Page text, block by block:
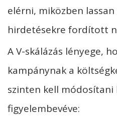
elérni, miközben lassan
hirdetésekre fordított
A V-skálázás lényege,
kampánynak a
szinten kell módosítani
figyelembevéve: